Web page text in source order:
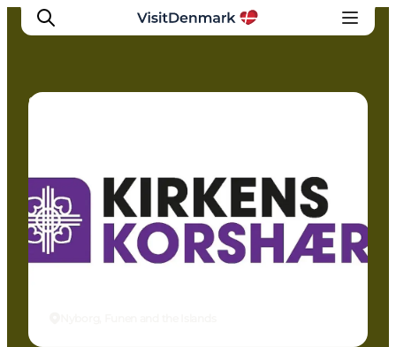
Bestemmingen
Wat te doen
Accommodaties
Plan je reis
Shopping